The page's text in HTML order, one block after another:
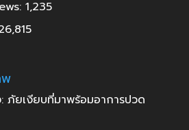
1,235
พ
ภัยเงียบที่มาพร้อมอาการปวด